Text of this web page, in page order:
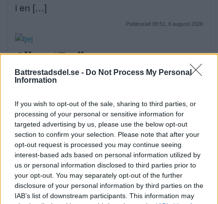
Battrestadsdel.se - Do Not Process My Personal
Information
If you wish to opt-out of the sale, sharing to third parties, or
processing of your personal or sensitive information for
targeted advertising by us, please use the below opt-out
section to confirm your selection. Please note that after your
opt-out request is processed you may continue seeing
interest-based ads based on personal information utilized by
us or personal information disclosed to third parties prior to
your opt-out. You may separately opt-out of the further
disclosure of your personal information by third parties on the
IAB’s list of downstream participants. This information may
i en […]
Publicerad 09:51, 6 augusti 2026
Alice, 17, sätter upp egen
musikal – här är de största
Alice Stenberg är 17 år och har skrivit, […]
Publicerad 16:16, 5 augusti 2026
Bilist körde på vuxen och barn
på cykel
På måndagskvällen blev två personer som
färdades på […]